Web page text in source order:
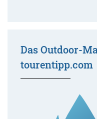
Das Outdoor-
tourentipp.com